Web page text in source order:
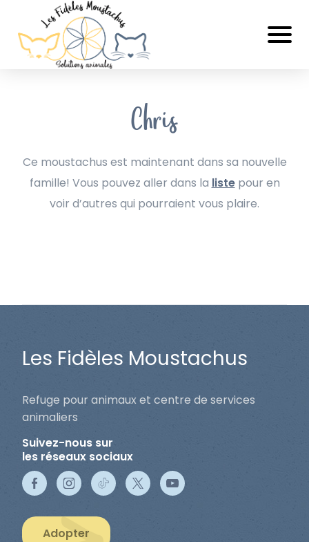
Chris
Ce moustachus est maintenant dans sa nouvelle
famille! Vous pouvez aller dans la listepour en
voir d’autres qui pourraient vous plaire.
Les Fidèles Moustachus
Refuge pour animaux et centre de services
animaliers
Suivez-nous sur
les réseaux sociaux
Adopter